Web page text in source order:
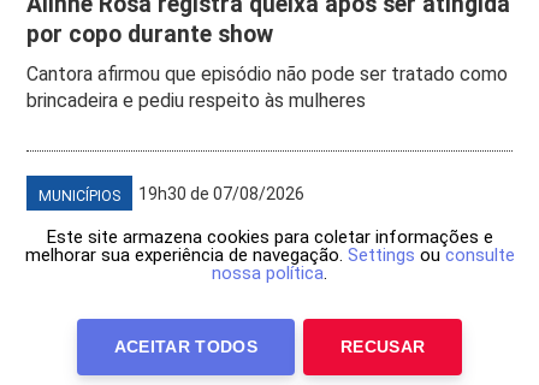
por copo durante show
Cantora afirmou que episódio não pode ser tratado como
brincadeira e pediu respeito às mulheres
MUNICÍPIOS 19h30 de 07/08/2026
Este site armazena cookies para coletar informações e
melhorar sua experiência de navegação. Settings ou consulte
nossa política.
ACEITAR TODOS RECUSAR